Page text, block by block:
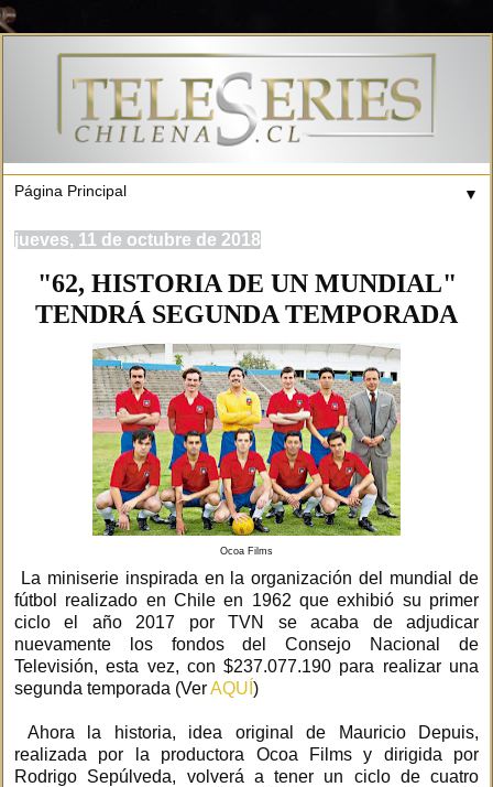
▼
jueves, 11 de octubre de 2018
"62, HISTORIA DE UN MUNDIAL"
TENDRÁ SEGUNDA TEMPORADA
Ocoa Films
La miniserie inspirada en la organización del mundial de
fútbol realizado en Chile en 1962 que exhibió su primer
ciclo el año 2017 por TVN se acaba de adjudicar
nuevamente los fondos del Consejo Nacional de
Televisión, esta vez, con $237.077.190 para realizar una
segunda temporada (VerAQUÍ )
Ahora la historia, idea original de Mauricio Depuis,
realizada por la productora Ocoa Films y dirigida por
Rodrigo Sepúlveda, volverá a tener un ciclo de cuatro